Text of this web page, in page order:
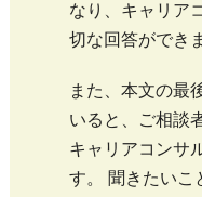
なり、キャリア
切な回答ができ
また、本文の最
いると、ご相談
キャリアコンサ
す。 聞きたいこ